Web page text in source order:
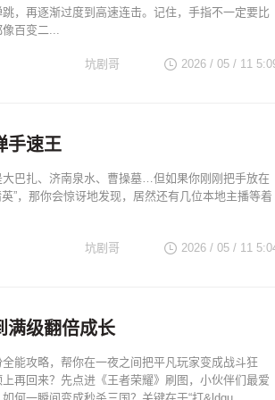
，再逐渐过度到高速连击。记住，手指不一定要比
百变二...
2026 / 05 / 11
坑剧哥
手速王
巴扎、济南泉水、曹操墓…但如果你刚刚把手放在
”，那你会惊讶地发现，居然还有几位本地主播等着
2026 / 05 / 11
坑剧哥
满级翻倍成长
能攻略，帮你在一夜之间把平凡玩家变成战斗狂
再回来？先点进《王者荣耀》刷图，小伙伴们最爱